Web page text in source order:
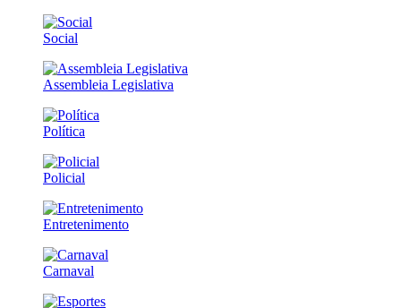
Social
Assembleia Legislativa
Política
Policial
Entretenimento
Carnaval